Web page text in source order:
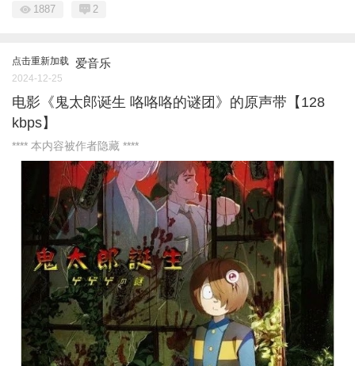
1887 2
点击重新加载 爱音乐
2024-12-25
电影《鬼太郎诞生 咯咯咯的谜团》的原声带【128
kbps】
**** 本内容被作者隐藏 ****